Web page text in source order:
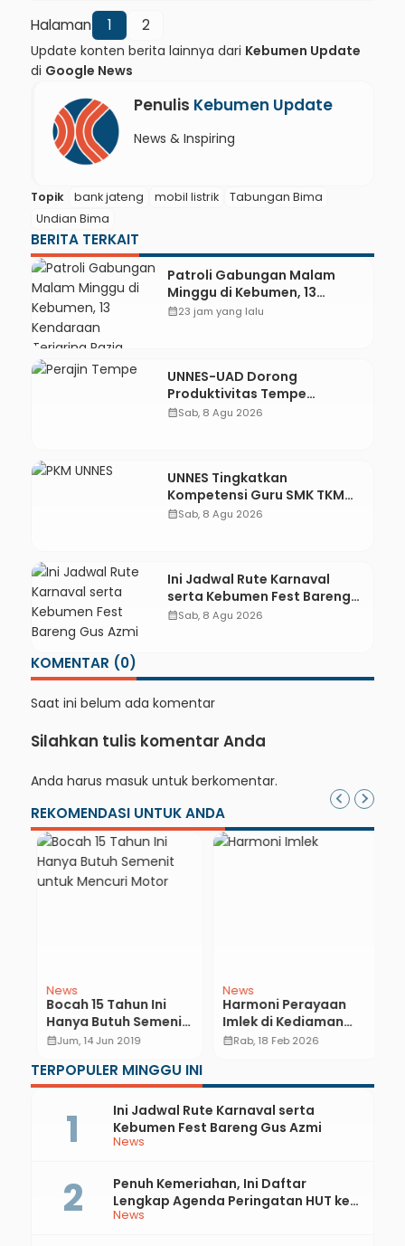
Halaman 1 2
Update konten berita lainnya dari Kebumen Update
di Google News
Penulis Kebumen Update
News & Inspiring
Topik bank jateng mobil listrik
Tabungan Bima
Undian Bima
BERITA TERKAIT
Patroli Gabungan Malam
Minggu di Kebumen, 13
Kendaraan Terjaring Razia
calendar_month23 jam yang lalu
UNNES-UAD Dorong
Produktivitas Tempe
Bungkus Daun Desa Meles,
calendar_monthSab, 8 Agu 2026
UNNES Tingkatkan
Kompetensi Guru SMK TKM
Pertambangan Kebumen
calendar_monthSab, 8 Agu 2026
Ini Jadwal Rute Karnaval
serta Kebumen Fest Bareng
Gus Azmi
calendar_monthSab, 8 Agu 2026
KOMENTAR (0)
Saat ini belum ada komentar
Silahkan tulis komentar Anda
Anda harus masuk untuk berkomentar.
REKOMENDASI UNTUK ANDA
News
Bocah 15 Tahun Ini
Hanya Butuh Semenit
untuk Mencuri Motor
calendar_monthJum, 14 Jun 2019
News
Harmoni Perayaan
Imlek di Kediaman
Pengusaha Sugeng
Open House Penuh
Keakraban
calendar_monthRab, 18 Feb 2026
…
TERPOPULER MINGGU INI
News
Ini Jadwal Rute Karnaval serta
Kebumen Fest Bareng Gus Azmi
News
Penuh Kemeriahan, Ini Daftar
Lengkap Agenda Peringatan HUT ke-
81 RI dan Hari Jadi ke-397 Kabupaten